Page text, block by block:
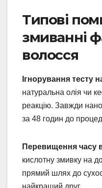
Типові
змиванні
волосся
Ігнорування тесту
натуральна олія чи
реакцію. Завжди
за 48 годин до
Перевищення часу
кислотну змивку на
прямий шлях до